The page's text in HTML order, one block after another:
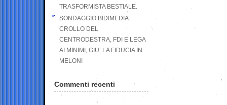
TRASFORMISTA BESTIALE.
SONDAGGIO BIDIMEDIA:
CROLLO DEL
CENTRODESTRA, FDI E LEGA
AI MINIMI, GIU’ LA FIDUCIA IN
MELONI
Commenti recenti